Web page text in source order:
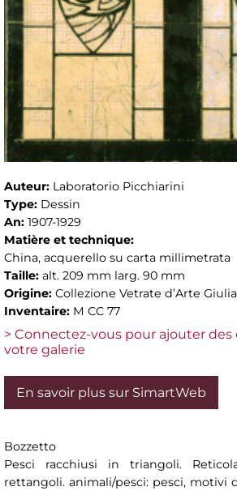
Auteur: Laboratorio Picchiarini
Type: Dessin
An: 1907-1929
Matière et technique:
China, acquerello su carta millimetrata
Taille: alt. 209 mm larg. 90 mm
Origine: Collezione Vetrate d’Arte
Inventaire: M CC 77
> Connectez-vous pour ajouter
votre galerie
En savoir plus sur SimartWeb
Bozzetto
Pesci racchiusi in triangoli.
rettangoli. animali/pesci: pesci, motivi